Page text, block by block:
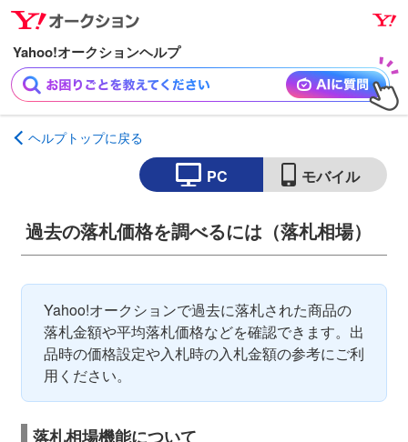
ナ
ビ
ゲ
ー
シ
ョ
ン
プ
メ
イ
ン
コ
ン
テ
ン
ッ
プ
ヘルプトップに戻る
PC モバイル
過去の落札価格を調べるには（落札相場）
Yahoo!オークションで過去に落札された商品の
落札金額や平均落札価格などを確認できます。出
品時の価格設定や入札時の入札金額の参考にご利
用ください。
落札相場機能について